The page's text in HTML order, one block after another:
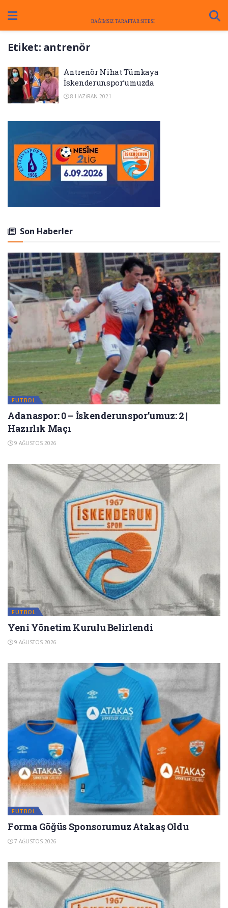
Etiket: antrenör
Antrenör Nihat Tümkaya
İskenderunspor’umuzda
8 HAZIRAN 2021
Son Haberler
FUTBOL
Adanaspor: 0 – İskenderunspor’umuz: 2 |
Hazırlık Maçı
9 AĞUSTOS 2026
FUTBOL
Yeni Yönetim Kurulu Belirlendi
9 AĞUSTOS 2026
FUTBOL
Forma Göğüs Sponsorumuz Atakaş Oldu
7 AĞUSTOS 2026